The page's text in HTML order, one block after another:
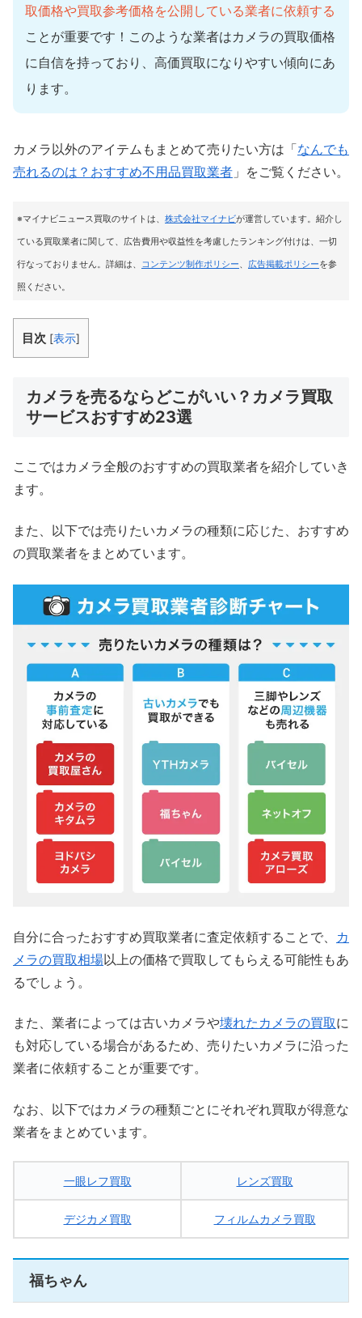
取価格や買取参考価格を公開している業者に依頼する
ことが重要です！このような業者はカメラの買取価格
に自信を持っており、高価買取になりやすい傾向にあ
ります。
カメラ以外のアイテムもまとめて売りたい方は「なんでも
売れるのは？おすすめ不用品買取業者 」をご覧ください。
※マイナビニュース買取のサイトは、 株式会社マイナビが運営しています。紹介し
ている買取業者に関して、広告費用や収益性を考慮したランキング付けは、一切
行なっておりません。詳細は、 コンテンツ制作ポリシー、 広告掲載ポリシーを参
照ください。
目次 [表示]
カメラを売るならどこがいい？カメラ買取
サービスおすすめ23選
ここではカメラ全般のおすすめの買取業者を紹介していき
ます。
また、以下では売りたいカメラの種類に応じた、おすすめ
の買取業者をまとめています。
自分に合ったおすすめ買取業者に査定依頼することで、 カ
メラの買取相場以上の価格で買取してもらえる可能性もあ
るでしょう。
また、業者によっては古いカメラや壊れたカメラの買取に
も対応している場合があるため、売りたいカメラに沿った
業者に依頼することが重要です。
なお、以下ではカメラの種類ごとにそれぞれ買取が得意な
業者をまとめています。
一眼レフ買取 レンズ買取
デジカメ買取 フィルムカメラ買取
福ちゃん